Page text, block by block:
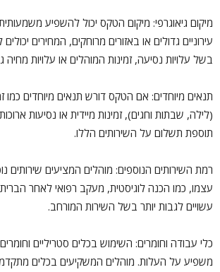
מיקום גיאוגרפי: מיקום הטקס יכול להשפיע
עירוניים גדולים או באזורים מרוחקים, המחירים יכולים
בשל עלויות נסיעה, זמינות המוהלים או עלויות מחיה
תנאים מיוחדים: אם הטקס דורש תנאים מיוחדים כמו
(לילה, שבתות וחגים), זמינות מיידית או נסיעות
תוספת תשלום על השירותים הללו.
רמת השירותים הנוספים: מוהלים המציעים שירותים
עצמו, כמו הכנה לוגיסטית, מעקב רפואי לאחר הברית
עשויים לגבות יותר בשל השירות המורחב.
כלי עבודה וחומרים: השימוש בכלים סטריליים
משפיע על העלות. מוהלים המשקיעים בכלים